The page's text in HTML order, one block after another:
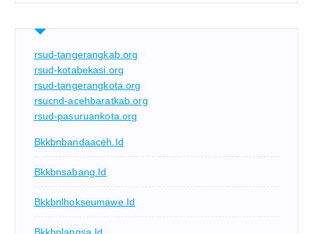
rsud-tangerangkab.org
rsud-kotabekasi.org
rsud-tangerangkota.org
rsucnd-acehbaratkab.org
rsud-pasuruankota.org
Bkkbnbandaaceh.id
Bkkbnsabang.id
Bkkbnlhokseumawe.id
Bkkbnlangsa.id